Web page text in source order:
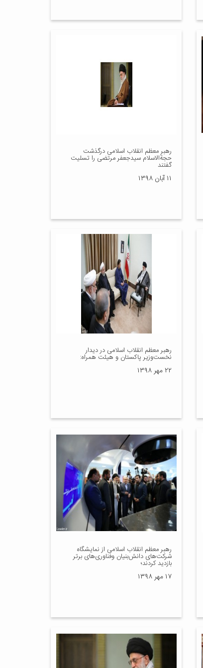
رهبر معظم انقلاب اسلامی درگذشت
حجةالاسلام سیدجعفر مرتضی را تسلیت
گفتند
۱۱ آبان ۱۳۹۸
رهبر معظم انقلاب اسلامی در دیدار
نخست‌وزیر پاکستان و هیئت همراه:
۲۲ مهر ۱۳۹۸
رهبر معظم انقلاب اسلامی از نمایشگاه
شرکت‌های دانش‌بنیان وفناوری‌های برتر
بازدید کردند؛
۱۷ مهر ۱۳۹۸